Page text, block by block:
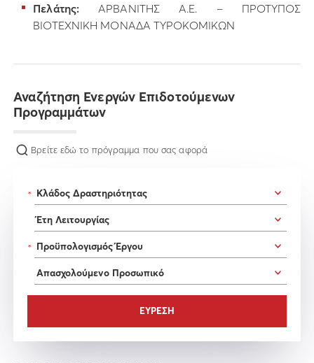
Πελάτης: ΑΡΒΑΝΙΤΗΣ Α.Ε. – ΠΡΟΤΥΠΟΣ
ΒΙΟΤΕΧΝΙΚΗ ΜΟΝΑΔΑ ΤΥΡΟΚΟΜΙΚΩΝ
Αναζήτηση Ενεργών Επιδοτούμενων
Προγραμμάτων
Βρείτε εδώ το πρόγραμμα που σας αφορά
*
*